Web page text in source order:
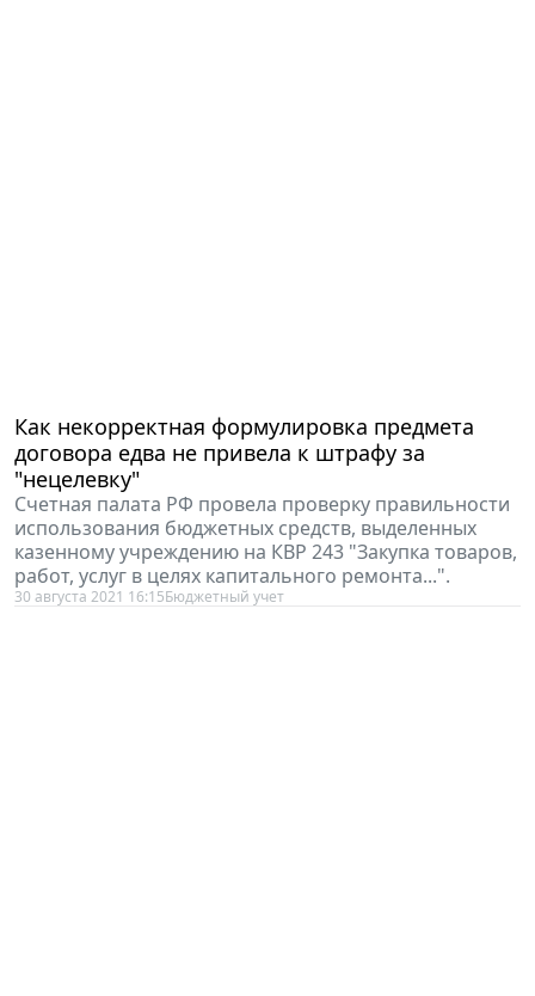
Как некорректная формулировка предмета
договора едва не привела к штрафу за
"нецелевку"
Счетная палата РФ провела проверку правильности
использования бюджетных средств, выделенных
казенному учреждению на КВР 243 "Закупка товаров,
работ, услуг в целях капитального ремонта...".
30 августа 2021 16:15Бюджетный учет